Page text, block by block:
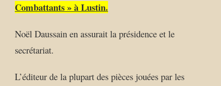
Combattants » à Lustin.
Noël Daussain en assurait la présidence et le
secrétariat.
L’éditeur de la plupart des pièces jouées par les